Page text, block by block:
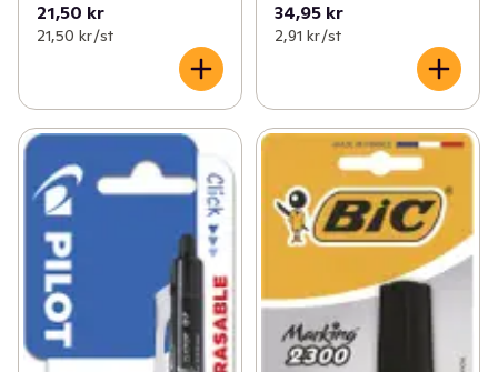
21,50 kr
21,50 kr /st
34,95 kr
2,91 kr /st